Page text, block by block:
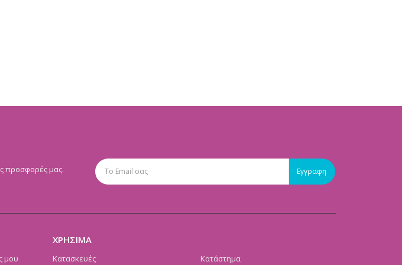
προσφορές μας.
μου
ΧΡΗΣΙΜΑ
Κατασκευές Κατάστημα